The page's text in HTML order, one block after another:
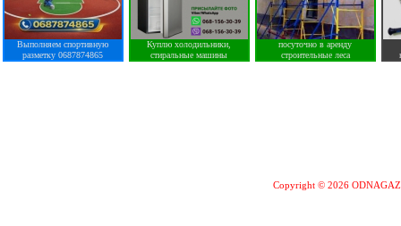
Выполняем спортивную
разметку 0687874865
Куплю холодильники,
стиральные машины
посуточно в аренду
строительные леса
Copyright © 2026